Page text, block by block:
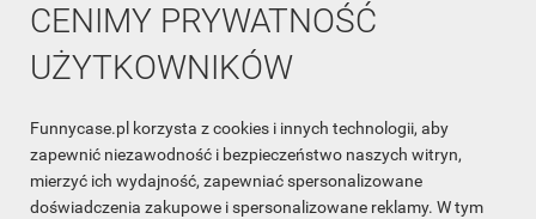
CENIMY PRYWATNOŚĆ
UŻYTKOWNIKÓW
Funnycase.pl korzysta z cookies i innych technologii, aby
zapewnić niezawodność i bezpieczeństwo naszych witryn,
mierzyć ich wydajność, zapewniać spersonalizowane
doświadczenia zakupowe i spersonalizowane reklamy. W tym
INFORMACJA O SKLEPIE
INFORMACJE